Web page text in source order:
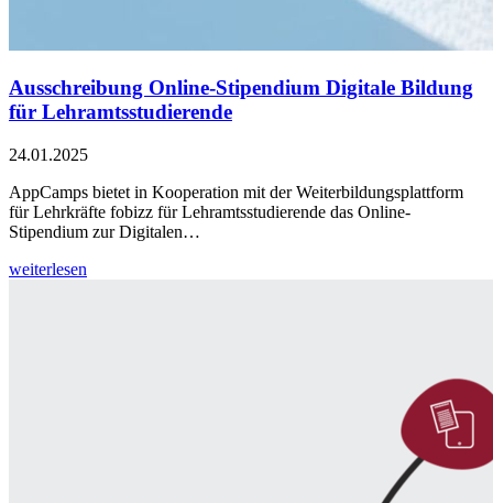
Ausschreibung Online-Stipendium Digitale Bildung
für Lehramtsstudierende
24.01.2025
AppCamps bietet in Kooperation mit der Weiterbildungsplattform
für Lehrkräfte fobizz für Lehramtsstudierende das Online-
Stipendium zur Digitalen…
weiterlesen